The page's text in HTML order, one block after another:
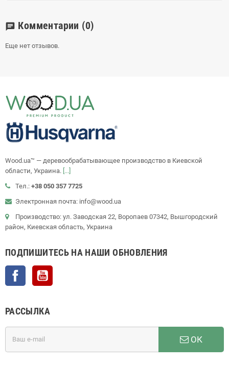
chat Комментарии (0)
Еще нет отзывов.
Wood.ua™ — деревообрабатывающее производство в Киевской
области, Украина. [...]
Тел.: +38 050 357 7725
Электронная почта: info@wood.ua
Производство: ул. Заводская 22, Воропаев 07342, Вышгородский
район, Киевская область, Украина
ПОДПИШИТЕСЬ НА НАШИ ОБНОВЛЕНИЯ
Facebook
РАССЫЛКА
ОК